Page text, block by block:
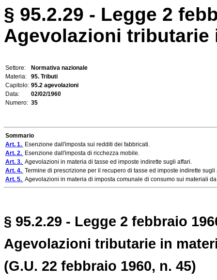
§ 95.2.29 - Legge 2
Agevolazioni tributarie
Settore:
Normativa nazionale
Materia:
95. Tributi
Capitolo: 95.2 agevolazioni
Data:
02/02/1960
Numero: 35
Sommario
Art. 1. Esenzione dall'imposta sui redditi dei fabbricati.
Art. 2. Esenzione dall'imposta di ricchezza mobile.
Art. 3. Agevolazioni in materia di tasse ed imposte indirette sugli affari.
Art. 4. Termine di prescrizione per il recupero di tasse ed imposte indirette sugli
Art. 5. Agevolazioni in materia di imposta comunale di consumo sui materiali
§ 95.2.29 - Legge 2 febbraio
Agevolazioni tributarie in
(G.U. 22 febbraio 1960, n. 45)